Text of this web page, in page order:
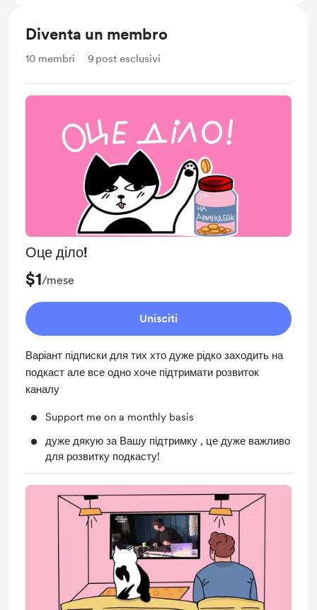
Diventa un membro
10 membri 9 post esclusivi
Оце діло!
$1/mese
Unisciti
Варіант підписки для тих хто дуже рідко заходить на
подкаст але все одно хоче підтримати розвиток
каналу
Support me on a monthly basis
дуже дякую за Вашу підтримку , це дуже важливо
для розвитку подкасту!